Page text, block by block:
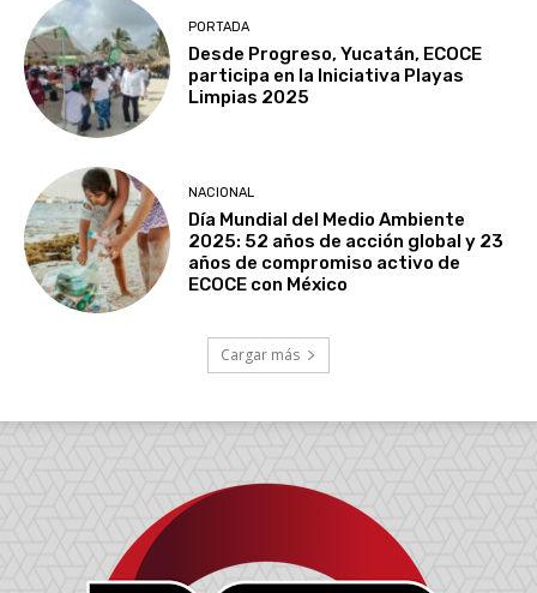
PORTADA
Desde Progreso, Yucatán, ECOCE
participa en la Iniciativa Playas
Limpias 2025
NACIONAL
Día Mundial del Medio Ambiente
2025: 52 años de acción global y 23
años de compromiso activo de
ECOCE con México
Cargar más